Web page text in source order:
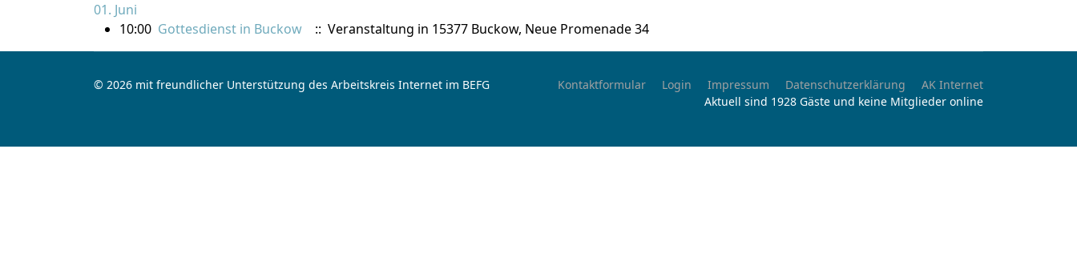
01. Juni
10:00 Gottesdienst in Buckow :: Veranstaltung in 15377 Buckow, Neue Promenade 34
© 2026 mit freundlicher Unterstützung des Arbeitskreis Internet im BEFG Kontaktformular Login Impressum Datenschutzerklärung
AK Internet
Aktuell sind 1928 Gäste und keine Mitglieder online